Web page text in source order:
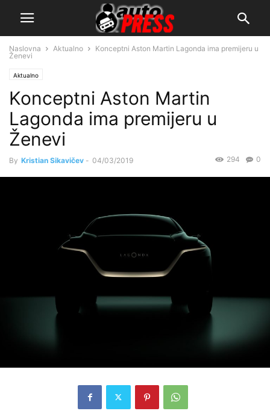
Naslovna Aktualno
Konceptni Aston Martin Lagonda ima premijeru u
Ženevi
Aktualno
Konceptni Aston Martin
Lagonda ima premijeru u
Ženevi
By Kristian Sikavičev - 04/03/2019 0
294